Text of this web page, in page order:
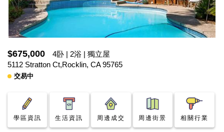
$675,000
4卧 | 2浴 | 獨立屋
5112 Stratton Ct,Rocklin, CA 95765
交易中
學區資訊 生活資訊 周邊成交 周邊街景 相關行業